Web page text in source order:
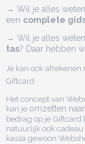
→ Wil je alles
een complete
→ Wil je alles
tas? Daar hebben
Je kan ook afrekenen
Giftcard
Het concept van
kan je omzetten
bedrag op je Giftcard
natuurlijk ook
kassa gewoon